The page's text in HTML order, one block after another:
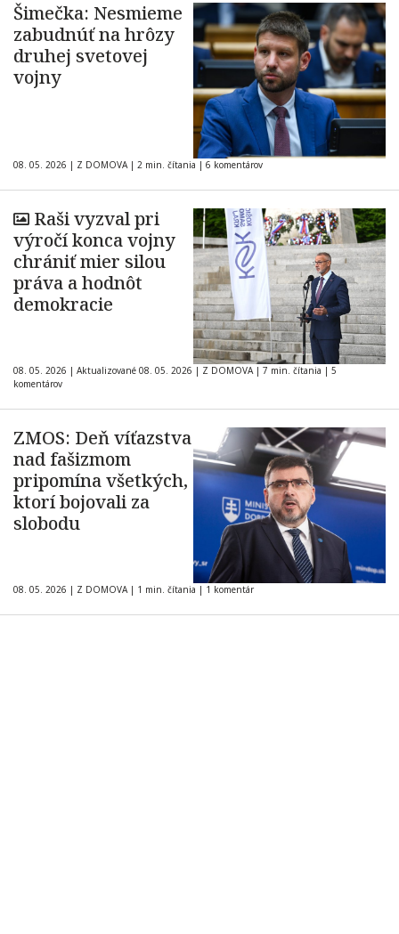
Šimečka: Nesmieme
zabudnúť na hrôzy
druhej svetovej
vojny
08. 05. 2026 | Z DOMOVA | 2 min. čítania | 6 komentárov
Raši vyzval pri
výročí konca vojny
chrániť mier silou
práva a hodnôt
demokracie
08. 05. 2026 | Aktualizované 08. 05. 2026 | Z DOMOVA | 7 min. čítania | 5
komentárov
ZMOS: Deň víťazstva
nad fašizmom
pripomína všetkých,
ktorí bojovali za
slobodu
08. 05. 2026 | Z DOMOVA | 1 min. čítania | 1 komentár